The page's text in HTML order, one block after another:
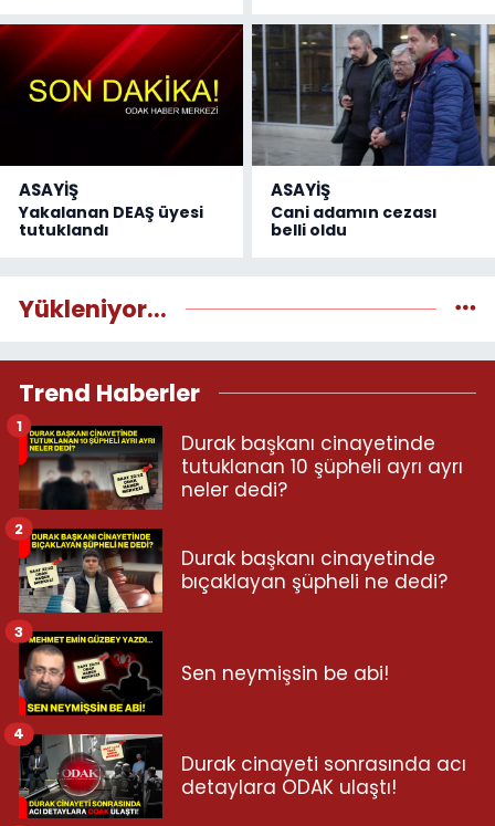
ASAYİŞ
Yakalanan DEAŞ üyesi
tutuklandı
ASAYİŞ
Cani adamın cezası
belli oldu
Yükleniyor...
Trend Haberler
Durak başkanı cinayetinde
tutuklanan 10 şüpheli ayrı ayrı
neler dedi?
1
Durak başkanı cinayetinde
bıçaklayan şüpheli ne dedi?
2
Sen neymişsin be abi!
3
Durak cinayeti sonrasında acı
detaylara ODAK ulaştı!
4